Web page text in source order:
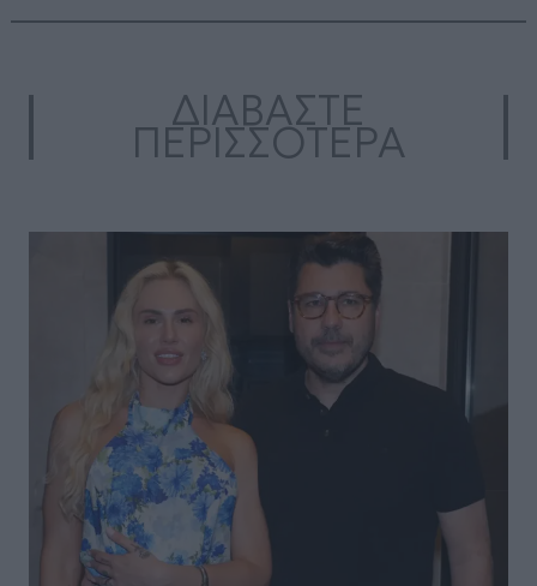
ΔΙΑΒΑΣΤΕ
ΠΕΡΙΣΣΟΤΕΡΑ